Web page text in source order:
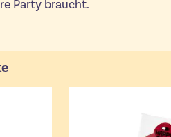
Party braucht.